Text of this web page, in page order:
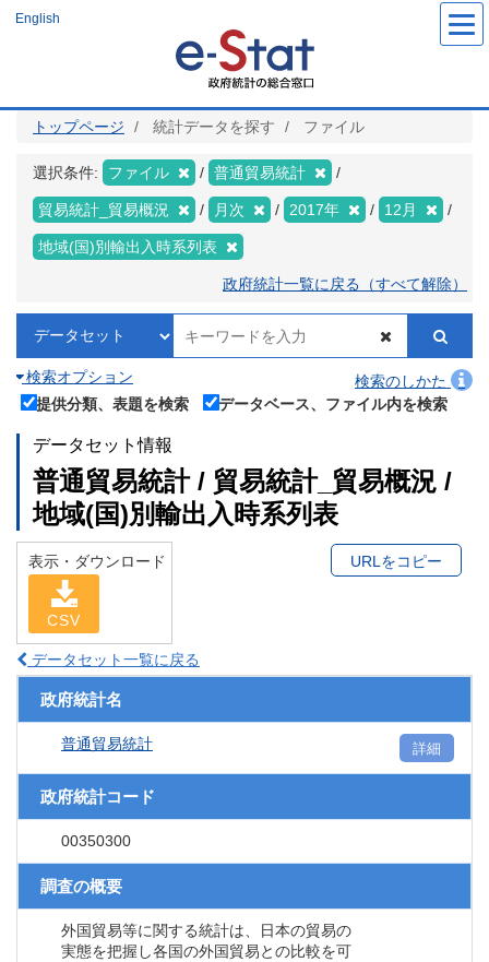
ツ
English
トップページ 統計データを探す ファイル
選択条件: ファイル 普通貿易統計
貿易統計_貿易概況 月次 2017年 12月
地域(国)別輸出入時系列表
政府統計一覧に戻る（すべて解除）
検索オプション
検索のしかた
提供分類、表題を検索
データベース、ファイル内を検索
データセット情報
普通貿易統計 / 貿易統計_貿易概況 /
地域(国)別輸出入時系列表
表示・ダウンロード
CSV
URLをコピー
データセット一覧に戻る
政府統計名
普通貿易統計 詳細
政府統計コード
00350300
調査の概要
外国貿易等に関する統計は、日本の貿易の
実態を把握し各国の外国貿易との比較を可